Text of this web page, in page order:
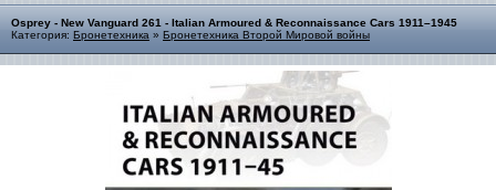
Osprey - New Vanguard 261 - Italian Armoured & Reconnaissance Cars 1911–1945
Категория: Бронетехника » Бронетехника Второй Мировой войны